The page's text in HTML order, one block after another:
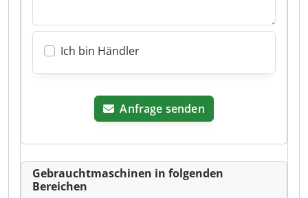
Ich bin Händler
Anfrage senden
Gebrauchtmaschinen in folgenden
Bereichen